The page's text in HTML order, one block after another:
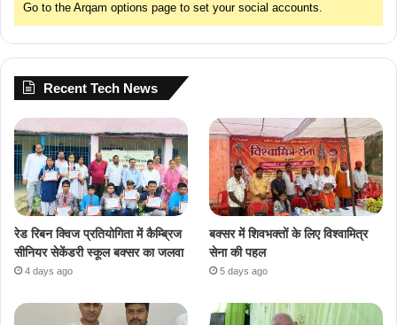
Go to the Arqam options page to set your social accounts.
Recent Tech News
रेड रिबन क्विज प्रतियोगिता में कैम्ब्रिज
सीनियर सेकेंडरी स्कूल बक्सर का जलवा
4 days ago
बक्सर में शिवभक्तों के लिए विश्वामित्र
सेना की पहल
5 days ago